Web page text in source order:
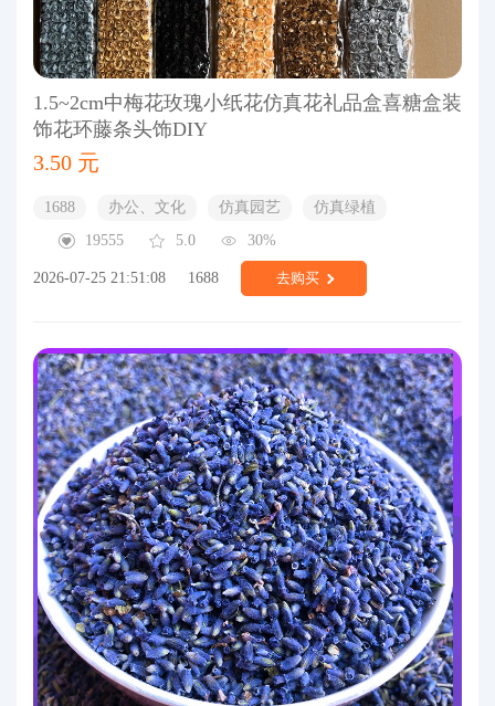
1.5~2cm中梅花玫瑰小纸花仿真花礼品盒喜糖盒装
饰花环藤条头饰DIY
3.50 元
1688 办公、文化 仿真园艺
仿真绿植
19555
5.0 30%
2026-07-25 21:51:08 1688 去购买